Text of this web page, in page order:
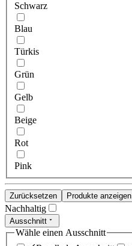
Schwarz
Blau
Türkis
Grün
Gelb
Beige
Rot
Pink
Zurücksetzen Produkte anzeigen
Nachhaltig
Ausschnitt
Wähle einen Ausschnitt